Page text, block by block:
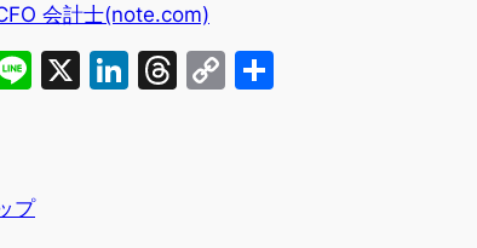
会計士(note.com)
Line
X LinkedIn
Threads
Copy
プ